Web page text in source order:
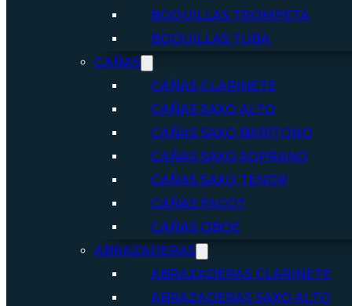
BOQUILLAS TROMPETA
BOQUILLAS TUBA
CAÑAS
CAÑAS CLARINETE
CAÑAS SAXO ALTO
CAÑAS SAXO BARÍTONO
CAÑAS SAXO SOPRANO
CAÑAS SAXO TENOR
CAÑAS FAGOT
CAÑAS OBOE
ABRAZADERAS
ABRAZADERAS CLARINETE
ABRAZADERAS SAXO ALTO